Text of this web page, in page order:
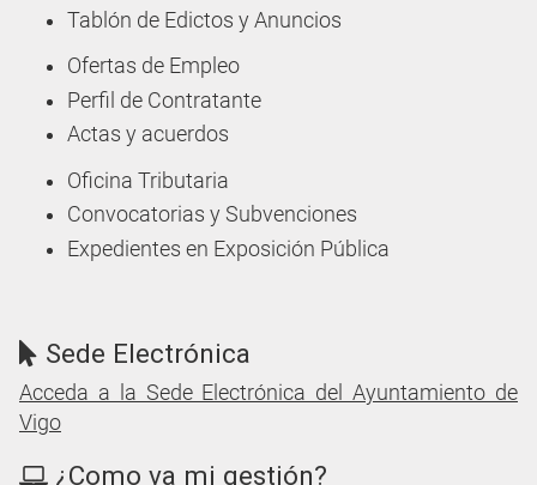
Tablón de Edictos y Anuncios
Ofertas de Empleo
Perfil de Contratante
Actas y acuerdos
Oficina Tributaria
Convocatorias y Subvenciones
Expedientes en Exposición Pública
Sede Electrónica
Acceda a la Sede Electrónica del Ayuntamiento de
Vigo
¿Como va mi gestión?